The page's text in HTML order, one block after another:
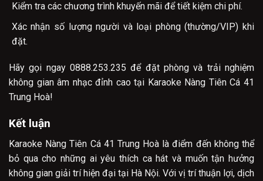
Kiểm tra các chương trình khuyến mãi để tiết kiệm chi phí.
Xác nhận số lượng người và loại phòng (thường/VIP) khi
đặt.
Hãy gọi ngay 0888.253.235 để đặt phòng và trải nghiệm
không gian âm nhạc đỉnh cao tại Karaoke Nàng Tiên Cá 41
Trung Hoà!
Kết luận
Karaoke Nàng Tiên Cá 41 Trung Hoà là điểm đến không thể
bỏ qua cho những ai yêu thích ca hát và muốn tận hưởng
không gian giải trí hiện đại tại Hà Nội. Với vị trí thuận lợi, dịch